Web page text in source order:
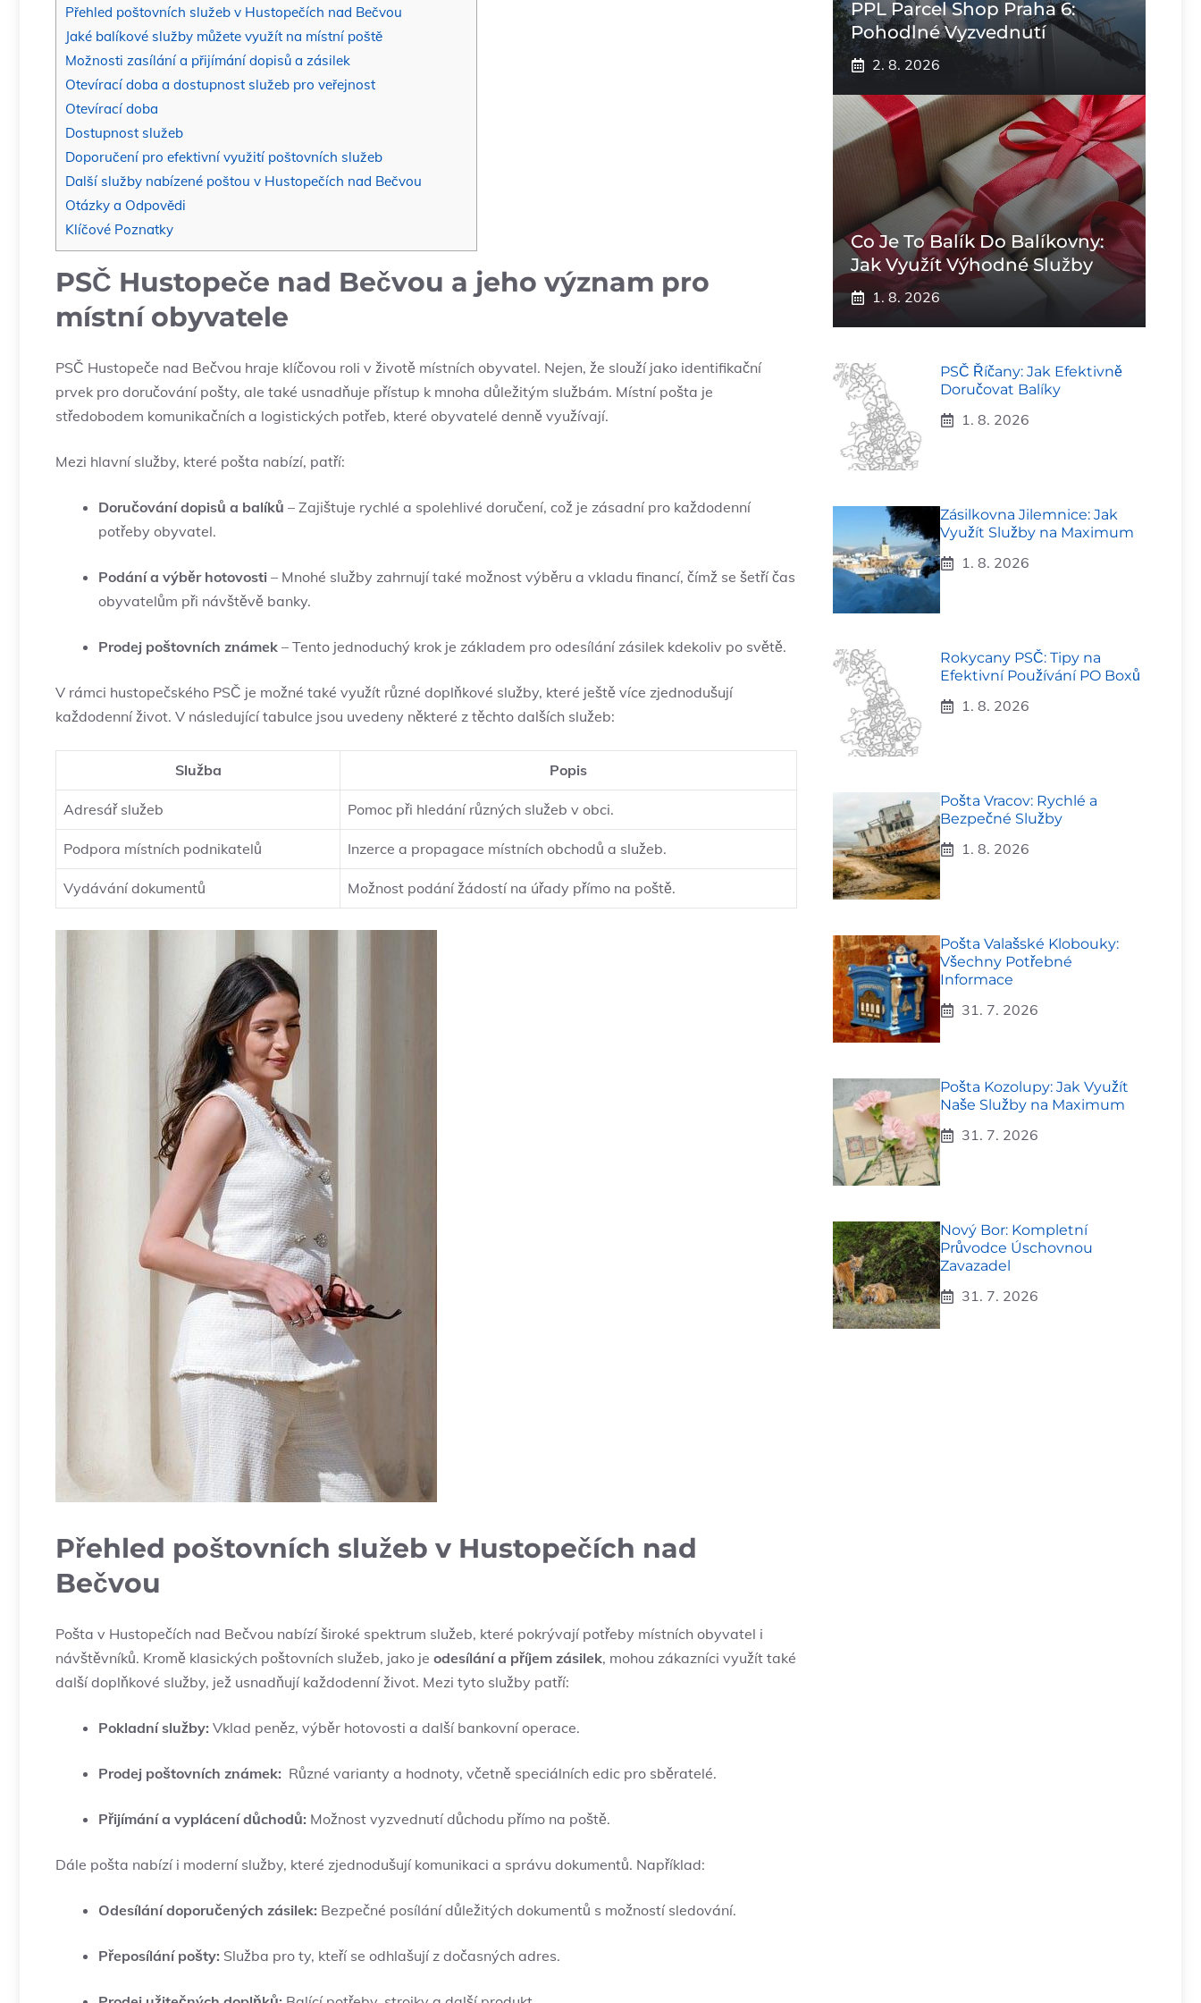
Přehled poštovních služeb v Hustopečích ⁣nad ⁢Bečvou
Jaké balíkové služby ‌můžete využít na místní poště
Možnosti zasílání a ‌přijímání dopisů​ a zásilek
Otevírací doba a dostupnost služeb ‍pro veřejnost
Otevírací doba
Dostupnost služeb
Doporučení pro efektivní využití⁣ poštovních služeb
Další služby nabízené⁤ poštou v Hustopečích nad Bečvou
Otázky a Odpovědi
Klíčové Poznatky
PSČ Hustopeče nad Bečvou a jeho význam pro
místní obyvatele
PSČ Hustopeče‍ nad Bečvou hraje klíčovou ‌roli v životě místních obyvatel. Nejen, že slouží jako identifikační
prvek pro doručování pošty, ale také usnadňuje přístup k mnoha důležitým službám. Místní pošta⁤ je
středobodem komunikačních a logistických potřeb, které⁢ obyvatelé denně využívají.
Mezi ​hlavní služby, které pošta nabízí, patří:
Doručování dopisů a balíků – Zajištuje ⁢rychlé a spolehlivé doručení, což je zásadní pro každodenní
potřeby obyvatel.
Podání a výběr hotovosti – Mnohé služby zahrnují ⁣také možnost výběru ​a vkladu financí, ‍čímž se šetří čas
obyvatelům při návštěvě⁢ banky.
Prodej poštovních známek – Tento jednoduchý krok je základem pro odesílání zásilek kdekoliv po ‌světě.
V rámci hustopečského PSČ je možné také využít různé doplňkové služby, které ještě‍ více zjednodušují
každodenní život. ​V následující tabulce jsou uvedeny některé z těchto dalších služeb:
Služba Popis
Adresář služeb Pomoc při hledání různých služeb v‍ obci.
Podpora místních podnikatelů Inzerce a propagace místních obchodů a služeb.
Vydávání dokumentů Možnost podání⁢ žádostí na úřady přímo na poště.
Přehled poštovních služeb v Hustopečích ⁣nad
⁢Bečvou
Pošta ⁣v Hustopečích nad Bečvou nabízí široké spektrum služeb, které pokrývají potřeby místních obyvatel i​
návštěvníků. Kromě klasických poštovních služeb, jako je odesílání a ‍příjem zásilek, mohou zákazníci využít také
další doplňkové služby, jež usnadňují každodenní život. Mezi tyto služby patří:
Pokladní služby: Vklad peněz, výběr hotovosti a další bankovní operace.
Prodej poštovních známek: ⁢ Různé varianty a hodnoty, včetně speciálních edic pro sběratelé.
Přijímání a ⁣vyplácení důchodů: Možnost vyzvednutí důchodu přímo na poště.
Dále‌ pošta nabízí i moderní služby, které zjednodušují komunikaci a správu ​dokumentů. Například:
Odesílání doporučených zásilek: Bezpečné posílání⁤ důležitých dokumentů s možností sledování.
Přeposílání pošty: Služba pro ty, kteří se ⁣odhlašují z dočasných adres.
PPL Parcel Shop Praha 6:
Pohodlné Vyzvednutí
2. 8. 2026
Co Je To Balík Do Balíkovny:
Jak Využít Výhodné Služby
1. 8. 2026
PSČ Říčany: Jak Efektivně
Doručovat Balíky
1. 8. 2026
Zásilkovna Jilemnice: Jak
Využít Služby na Maximum
1. 8. 2026
Rokycany PSČ: Tipy na
Efektivní Používání PO Boxů
1. 8. 2026
Pošta Vracov: Rychlé a
Bezpečné Služby
1. 8. 2026
Pošta Valašské Klobouky:
Všechny Potřebné
Informace
31. 7. 2026
Pošta Kozolupy: Jak Využít
Naše Služby na Maximum
31. 7. 2026
Nový Bor: Kompletní
Průvodce Úschovnou
Zavazadel
31. 7. 2026